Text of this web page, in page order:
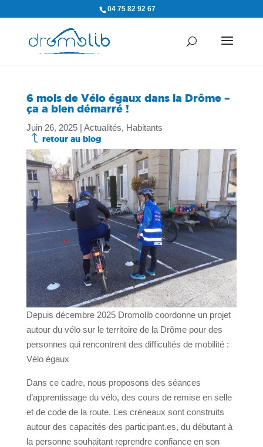
04 75 82 92 67
6 mois de Vélo égaux dans la Drôme –
ça a bien démarré !
Juin 26, 2025| Actualités, Habitants
J retour au blog
Depuis décembre 2025 Dromolib coordonne un projet
autour du vélo sur le territoire de la Drôme pour des
personnes qui rencontrent des difficultés de mobilité :
Vélo égaux
Dans ce cadre, nous proposons des séances
d’apprentissage du vélo, des cours de remise en selle
et de code de la route. Les créneaux sont construits
autour des capacités des participant.es, du débutant à
la personne souhaitant reprendre confiance en son